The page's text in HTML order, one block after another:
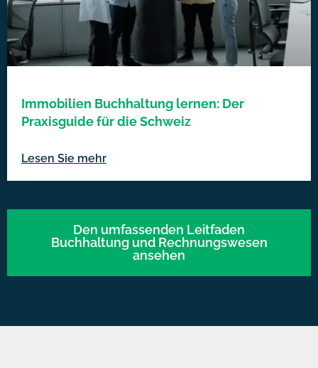
Immobilien Buchhaltung lernen: Der
Praxisguide für die Schweiz
Lesen Sie mehr
Den umfassenden Leitfaden
Buchhaltung und Rechnungswesen
ansehen